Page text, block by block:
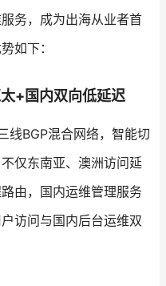
务，成为出海从业者首
如下：
+国内双向低延迟
线BGP混合网络，智能切
仅东南亚、澳洲访问延
由，国内运维管理服务
访问与国内后台运维双